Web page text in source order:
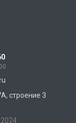
строение 3